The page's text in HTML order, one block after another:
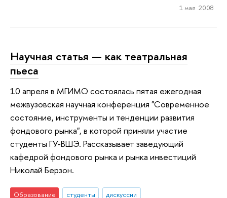
1 мая 2008
Научная статья — как театральная
пьеса
10 апреля в МГИМО состоялась пятая ежегодная
межвузовская научная конференция "Современное
состояние, инструменты и тенденции развития
фондового рынка", в которой приняли участие
студенты ГУ-ВШЭ. Рассказывает заведующий
кафедрой фондового рынка и рынка инвестиций
Николай Берзон.
Образование студенты
дискуссии